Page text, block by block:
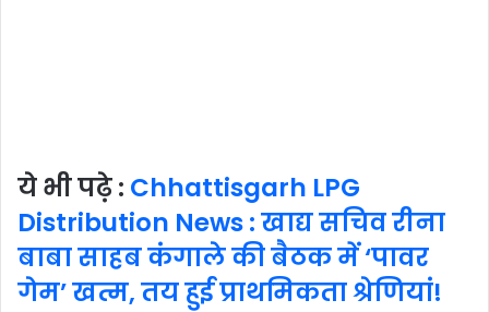
ये भी पढ़े : Chhattisgarh LPG
Distribution News : खाद्य सचिव रीना
बाबा साहब कंगाले की बैठक में ‘पावर
गेम’ खत्म, तय हुई प्राथमिकता श्रेणियां!